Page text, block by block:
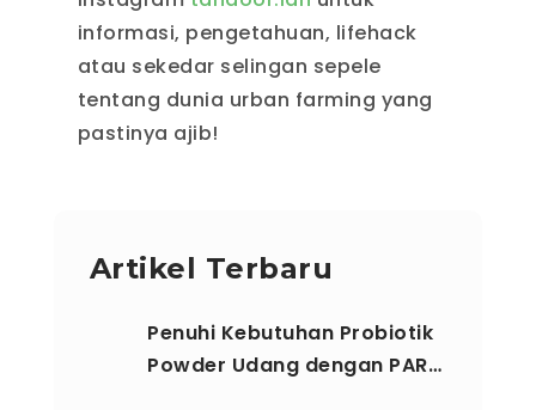
informasi, pengetahuan, lifehack
atau sekedar selingan sepele
tentang dunia urban farming yang
pastinya ajib!
Artikel Terbaru
Penuhi Kebutuhan Probiotik
Powder Udang dengan PAR…